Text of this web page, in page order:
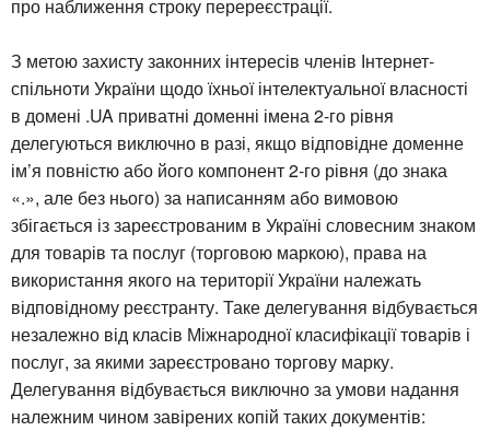
про наближення строку перереєстрації.
З метою захисту законних інтересів членів Інтернет-
спільноти України щодо їхньої інтелектуальної власності
в домені .UA приватні доменні імена 2-го рівня
делегуються виключно в разі, якщо відповідне доменне
ім’я повністю або його компонент 2-го рівня (до знака
«.», але без нього) за написанням або вимовою
збігається із зареєстрованим в Україні словесним знаком
для товарів та послуг (торговою маркою), права на
використання якого на території України належать
відповідному реєстранту. Таке делегування відбувається
незалежно від класів Міжнародної класифікації товарів і
послуг, за якими зареєстровано торгову марку.
Делегування відбувається виключно за умови надання
належним чином завірених копій таких документів: